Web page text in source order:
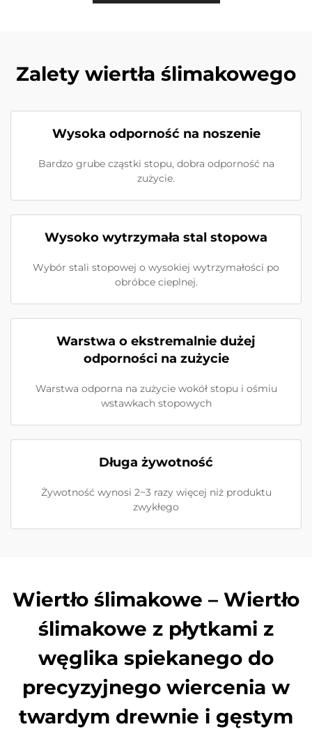
Zalety wiertła ślimakowego
Wysoka odporność na noszenie
Bardzo grube cząstki stopu, dobra odporność na
zużycie.
Wysoko wytrzymała stal stopowa
Wybór stali stopowej o wysokiej wytrzymałości po
obróbce cieplnej.
Warstwa o ekstremalnie dużej
odporności na zużycie
Warstwa odporna na zużycie wokół stopu i ośmiu
wstawkach stopowych
Długa żywotność
Żywotność wynosi 2~3 razy więcej niż produktu
zwykłego
Wiertło ślimakowe – Wiertło
ślimakowe z płytkami z
węglika spiekanego do
precyzyjnego wiercenia w
twardym drewnie i gęstym